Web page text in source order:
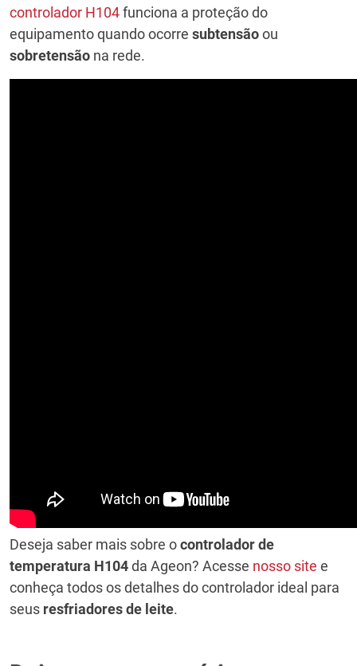
controlador H104funciona a proteção do
equipamento quando ocorre subtensãoou
sobretensão na rede.
Deseja saber mais sobre ocontrolador de
temperatura H104da Ageon? Acesse nosso site e
conheça todos os detalhes do controlador ideal para
seus resfriadores de leite.